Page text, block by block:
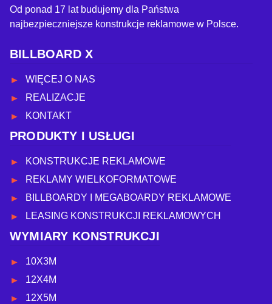
Od ponad 17 lat budujemy dla Państwa
najbezpieczniejsze konstrukcje reklamowe w Polsce.
BILLBOARD X
WIĘCEJ O NAS
REALIZACJE
KONTAKT
PRODUKTY I USŁUGI
KONSTRUKCJE REKLAMOWE
REKLAMY WIELKOFORMATOWE
BILLBOARDY I MEGABOARDY REKLAMOWE
LEASING KONSTRUKCJI REKLAMOWYCH
WYMIARY KONSTRUKCJI
10X3M
12X4M
12X5M